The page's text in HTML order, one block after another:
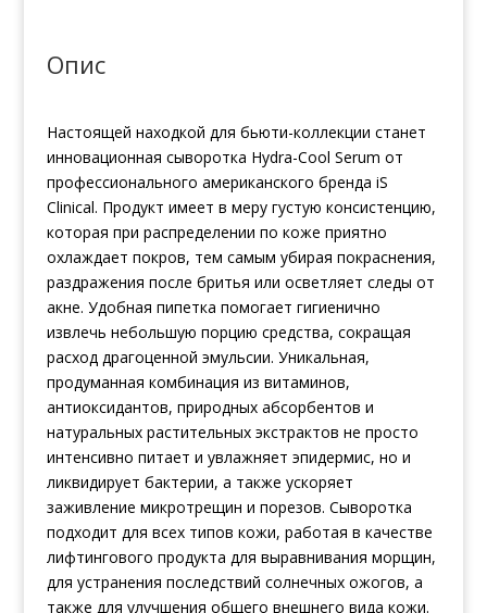
Опис
Настоящей находкой для бьюти-коллекции станет
инновационная сыворотка Hydra-Cool Serum от
профессионального американского бренда iS
Clinical. Продукт имеет в меру густую консистенцию,
которая при распределении по коже приятно
охлаждает покров, тем самым убирая покраснения,
раздражения после бритья или осветляет следы от
акне. Удобная пипетка помогает гигиенично
извлечь небольшую порцию средства, сокращая
расход драгоценной эмульсии. Уникальная,
продуманная комбинация из витаминов,
антиоксидантов, природных абсорбентов и
натуральных растительных экстрактов не просто
интенсивно питает и увлажняет эпидермис, но и
ликвидирует бактерии, а также ускоряет
заживление микротрещин и порезов. Сыворотка
подходит для всех типов кожи, работая в качестве
лифтингового продукта для выравнивания морщин,
для устранения последствий солнечных ожогов, а
также для улучшения общего внешнего вида кожи.